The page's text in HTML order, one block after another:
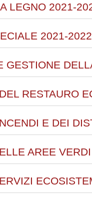
LEGNO 2021-
2021-2022
GESTIONE
RESTAURO
E DEI
AREE